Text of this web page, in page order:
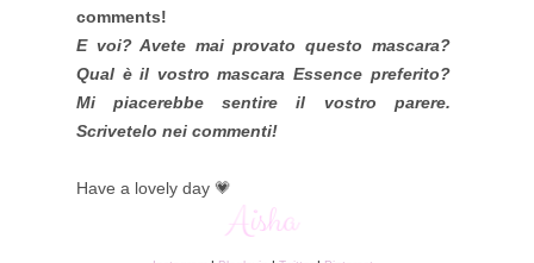
comments!
E voi? Avete mai provato questo mascara?
Qual è il vostro mascara Essence preferito?
Mi piacerebbe sentire il vostro parere.
Scrivetelo nei commenti!
Have a lovely day 💗